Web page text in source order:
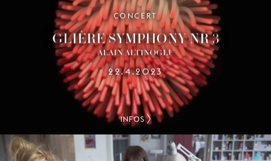
CONCERT
GLIÈRE SYMPHONY NR 3
ALAIN ALTINOGLU
22.4.2023
INFOS